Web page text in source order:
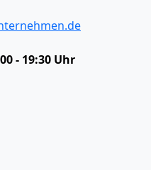
- 19:30 Uhr